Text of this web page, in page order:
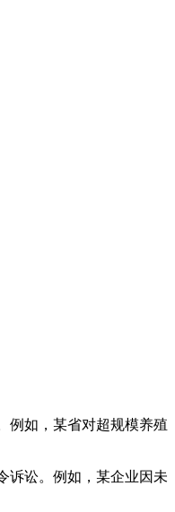
例如，某省对超规模养殖
诉讼。例如，某企业因未